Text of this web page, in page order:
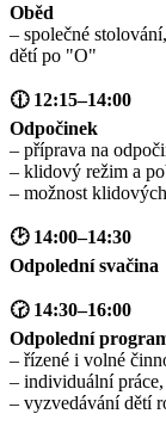
Oběd
– společné
dětí po "O"
🕧 12:15–14:00
Odpočinek
– příprava na
– klidový režim a
– možnost
🕑 14:00–14:30
Odpolední svačina
🕝 14:30–16:00
Odpolední
– řízené i volné
– individuální
– vyzvedávání dětí